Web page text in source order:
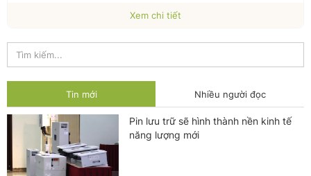
Xem chi tiết
Tin mới Nhiều người đọc
Pin lưu trữ sẽ hình thành nền kinh tế
năng lượng mới